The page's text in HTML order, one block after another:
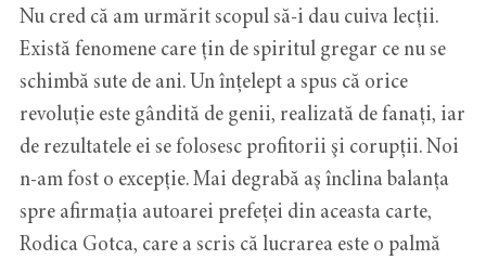
Nu cred că am urmărit scopul să-i dau cuiva lecţii.
Există fenomene care ţin de spiritul gregar ce nu se
schimbă sute de ani. Un înțelept a spus că orice
revoluţie este gândită de genii, realizată de fanați, iar
de rezultatele ei se folosesc profitorii şi corupții. Noi
n-am fost o excepţie. Mai degrabă aş înclina balanța
spre afirmația autoarei prefeței din aceasta carte,
Rodica Gotca, care a scris că lucrarea este o palmă